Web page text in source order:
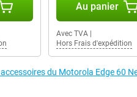
Au panier
Avec TVA|
Hors Frais d'expédition
du Motorola Edge 60